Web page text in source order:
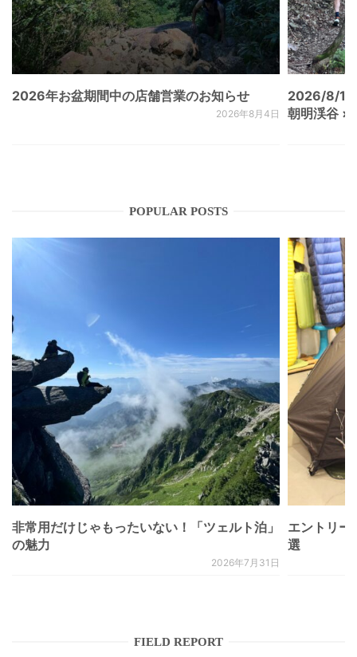
2026年お盆期間中の店舗営業のお知らせ
2026年8月4日
2026/8/
朝明渓谷 ×
POPULAR POSTS
非常用だけじゃもったいない！「ツェルト泊」
の魅力
2026年7月31日
エントリー
選
FIELD REPORT